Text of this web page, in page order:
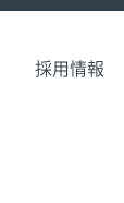
採用情報